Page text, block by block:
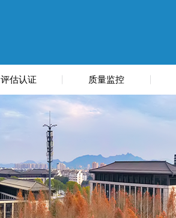
评估认证 质量监控